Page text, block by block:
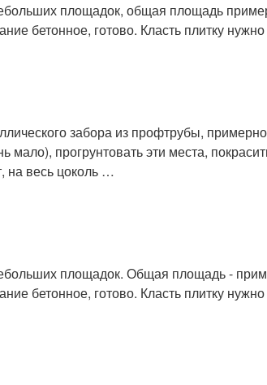
площадок, общая площадь
бетонное, готово. Класть плитку
забора из профтрубы,
мало), прогрунтовать эти места,
на весь цоколь …
площадок. Общая площадь -
бетонное, готово. Класть плитку